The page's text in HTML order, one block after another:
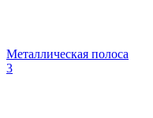
Металлическая полоса
3